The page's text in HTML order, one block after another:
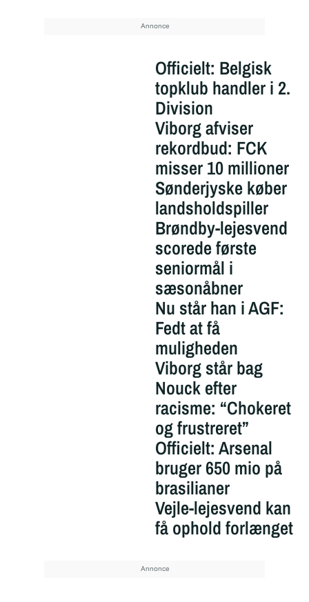
Officielt: Belgisk
topklub handler i 2.
Division
Viborg afviser
rekordbud: FCK
misser 10 millioner
Sønderjyske køber
landsholdspiller
Brøndby-lejesvend
scorede første
seniormål i
sæsonåbner
Nu står han i AGF:
Fedt at få
muligheden
Viborg står bag
Nouck efter
racisme: “Chokeret
og frustreret”
Officielt: Arsenal
bruger 650 mio på
brasilianer
Vejle-lejesvend kan
få ophold forlænget